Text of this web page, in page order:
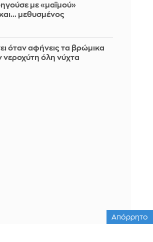
με «μαϊμού»
μεθυσμένος
όταν αφήνεις τα βρώμικα
νεροχύτη όλη νύχτα
Απόρρητο